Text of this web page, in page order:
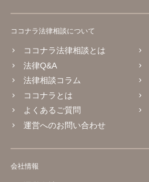
ココナラ法律相談について
ココナラ法律相談とは
法律Q&A
法律相談コラム
ココナラとは
よくあるご質問
運営へのお問い合わせ
会社情報